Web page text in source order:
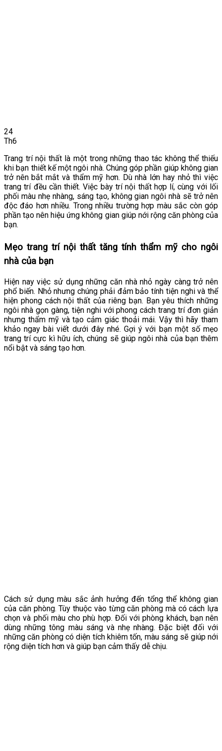
24
Th6
Trang trí nội thất là một trong những thao tác không thể thiếu
khi bạn thiết kế một ngôi nhà. Chúng góp phần giúp không gian
trở nên bắt mắt và thẩm mỹ hơn. Dù nhà lớn hay nhỏ thì việc
trang trí đều cần thiết. Việc bày trí nội thất hợp lí, cùng với lối
phối màu nhẹ nhàng, sáng tạo, không gian ngôi nhà sẽ trở nên
độc đáo hơn nhiều. Trong nhiều trường hợp màu sắc còn góp
phần tạo nên hiệu ứng không gian giúp nới rộng căn phòng của
bạn.
Mẹo trang trí nội thất tăng tính thẩm mỹ cho ngôi
nhà của bạn
Hiện nay việc sử dụng những căn nhà nhỏ ngày càng trở nên
phổ biến. Nhỏ nhưng chúng phải đảm bảo tính tiện nghi và thể
hiện phong cách nội thất của riêng bạn. Bạn yêu thích những
ngôi nhà gọn gàng, tiện nghi với phong cách trang trí đơn giản
nhưng thẩm mỹ và tạo cảm giác thoải mái. Vậy thì hãy tham
khảo ngay bài viết dưới đây nhé. Gợi ý với bạn một số mẹo
trang trí cực kì hữu ích, chúng sẽ giúp ngôi nhà của bạn thêm
nổi bật và sáng tạo hơn.
Cách sử dụng màu sắc ảnh hưởng đến tổng thể không gian
của căn phòng. Tùy thuộc vào từng căn phòng mà có cách lựa
chọn và phối màu cho phù hợp. Đối với phòng khách, bạn nên
dùng những tông màu sáng và nhẹ nhàng. Đặc biệt đối với
những căn phòng có diện tích khiêm tốn, màu sáng sẽ giúp nới
rộng diện tích hơn và giúp bạn cảm thấy dễ chịu.